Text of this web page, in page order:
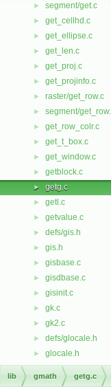
► segment/get.c
► get_cellhd.c
► get_ellipse.c
► get_len.c
► get_proj.c
► get_projinfo.c
► raster/get_row.c
► segment/
► get_row_colr.c
► get_t_box.c
► get_window.c
► getblock.c
► getg.c
► getl.c
► getvalue.c
► defs/gis.h
► gis.h
► gisbase.c
► gisdbase.c
► gisinit.c
► gk.c
► gk2.c
► defs/glocale.h
► glocale.h
defs/gmath.h
► gmath.h
lib gmath getg.c